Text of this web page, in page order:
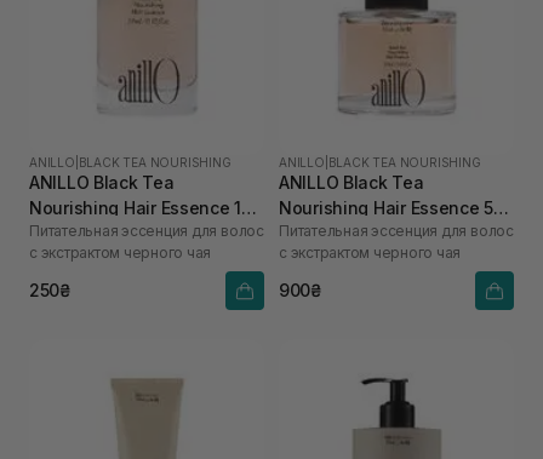
ANILLO BLACK TEA NOURISHING
ANILLO Black Tea
Nourishing Hair Essence 10
мл
Питательная эссенция для волос
с экстрактом черного чая
250₴
ANILLO BLACK TEA NOURISHING
ANILLO Black Tea
Nourishing Hair Essence 50
мл
Питательная эссенция для волос
с экстрактом черного чая
900₴